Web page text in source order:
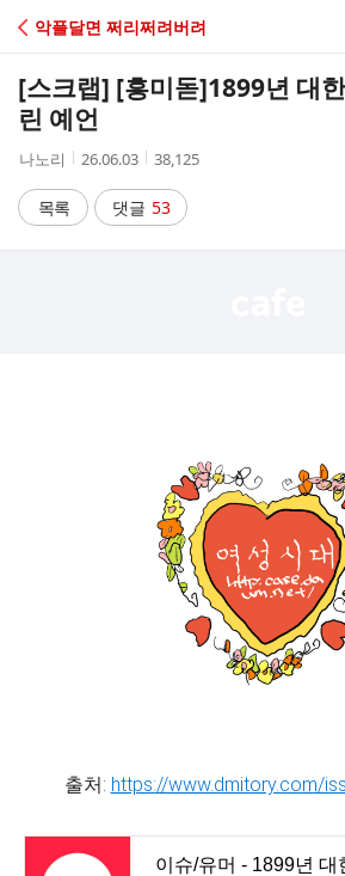
C
A
악플달면 쩌리쩌려버려
[스크랩] [흥미돋]1899년 대
린 예언
작
자
나노리
작
시
간
26.06.03
조
수
38,125
목록 댓글 53
출처: https://www.dmitory.com/
이슈/유머 - 1899년 대